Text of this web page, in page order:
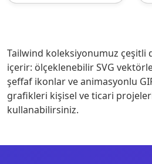
Tailwind koleksiyonumuz çeşitli
içerir: ölçeklenebilir SVG
şeffaf ikonlar ve animasyonlu
grafikleri kişisel ve ticari
kullanabilirsiniz.